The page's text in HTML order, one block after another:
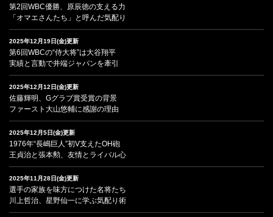
第2回WBC優勝、原辰徳の支える力
「オマエさんたち」と呼んだ気配り
2025年12月19日(金)更新
第6回WBCの“侍大将”は大谷翔平
実績と言動で井端ジャパンを牽引
2025年12月12日(金)更新
佐藤輝明、Gグラブ賞受賞の背景
ファースト大山悠輔に感謝の理由
2025年12月5日(金)更新
1976年“長嶋巨人”初V支えたOH砲
王貞治と張本勲、友情とライバル心
2025年11月28日(金)更新
選手の家族を味方につけた名将たち
川上哲治、星野仙一に学ぶ気配り術